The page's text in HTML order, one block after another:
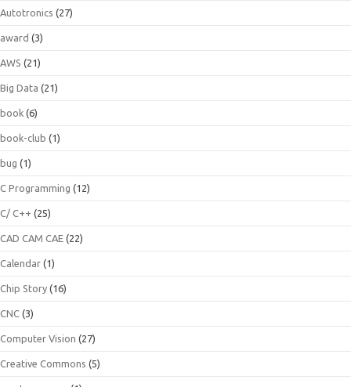
Autotronics (27)
award (3)
AWS (21)
Big Data (21)
book (6)
book-club (1)
bug (1)
C Programming (12)
C/ C++ (25)
CAD CAM CAE (22)
Calendar (1)
Chip Story (16)
CNC (3)
Computer Vision (27)
Creative Commons (5)